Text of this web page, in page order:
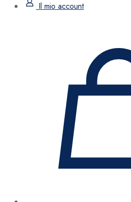
Il mio account